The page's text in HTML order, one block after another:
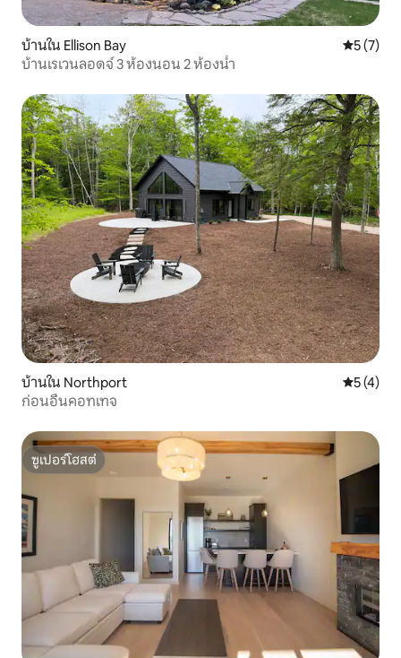
บ้านใน Ellison Bay คะแนนเฉ
5 (7)
บ้านเรเวนลอดจ์ 3 ห้องนอน 2 ห้องน้ำ
บ้านใน Northport คะแนนเฉ
5 (4)
ก่อนอื่นคอทเทจ
ซูเปอร์โฮสต์
ซูเปอร์โฮสต์